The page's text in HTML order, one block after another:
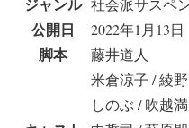
社会派サスペ
公開日 2022年1月13日
脚本 藤井道人
米倉涼子 / 綾
しのぶ / 吹越